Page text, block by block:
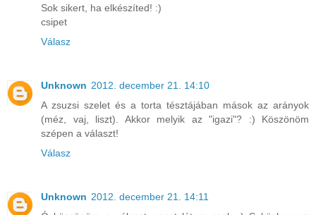
Sok sikert, ha elkészíted! :)
csipet
Válasz
Unknown 2012. december 21. 14:10
A zsuzsi szelet és a torta tésztájában mások az arányok
(méz, vaj, liszt). Akkor melyik az "igazi"? :) Köszönöm
szépen a választ!
Válasz
Unknown 2012. december 21. 14:11